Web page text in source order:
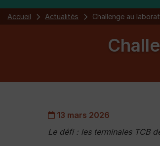
Accueil Actualités Challenge au
13 mars 2026
Le défi : les terminales TCB